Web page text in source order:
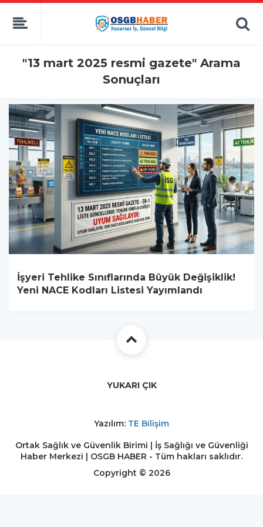
"13 mart 2025 resmi gazete" Arama
Sonuçları
İşyeri Tehlike Sınıflarında Büyük Değişiklik!
Yeni NACE Kodları Listesi Yayımlandı
YUKARI ÇIK
Yazılım: TE Bilişim
Ortak Sağlık ve Güvenlik Birimi | İş Sağlığı ve Güvenliği
Haber Merkezi | OSGB HABER - Tüm hakları saklıdır.
Copyright © 2026